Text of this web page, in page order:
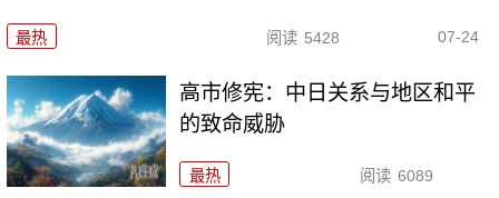
最热 阅读 5428 07-24
高市修宪：中日关系与地区和平
的致命威胁
最热 阅读 6089